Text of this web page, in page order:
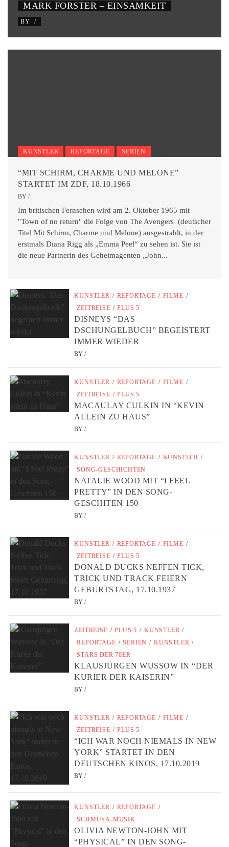
JOHANNES OERDING – SONNTAG
KÜNSTLER REPORTAGE SERIEN
“MIT SCHIRM, CHARME UND MELONE”
STARTET IM ZDF, 18.10.1966
BY /
Im britischen Fernsehen wird am 2. Oktober 1965 mit
"Town of no return" die Folge von The Avengers (deutscher
Titel Mit Schirm, Charme und Melone) ausgestrahlt, in der
erstmals Diana Rigg als „Emma Peel“ zu sehen ist. Sie ist
die neue Partnerin des Geheimagenten „John...
KÜNSTLER / REPORTAGE / FILME /
ZEITREISE / PLUS 5
DISNEYS “DAS
DSCHUNGELBUCH” BEGEISTERT
IMMER WIEDER
BY /
KÜNSTLER / REPORTAGE / FILME /
ZEITREISE / PLUS 5
MACAULAY CULKIN IN “KEVIN
ALLEIN ZU HAUS”
BY /
KÜNSTLER / REPORTAGE / KÜNSTLER /
SONG-GESCHICHTEN
NATALIE WOOD MIT “I FEEL
PRETTY” IN DEN SONG-
GESCHITEN 150
BY /
KÜNSTLER / REPORTAGE / FILME /
ZEITREISE / PLUS 5
DONALD DUCKS NEFFEN TICK,
TRICK UND TRACK FEIERN
GEBURTSTAG, 17.10.1937
BY /
ZEITREISE / PLUS 5 / KÜNSTLER /
REPORTAGE / SERIEN / KÜNSTLER /
STARS DER 70ER
KLAUSJÜRGEN WUSSOW IN “DER
KURIER DER KAISERIN”
BY /
KÜNSTLER / REPORTAGE / FILME /
ZEITREISE / PLUS 5
“ICH WAR NOCH NIEMALS IN NEW
YORK” STARTET IN DEN
DEUTSCHEN KINOS, 17.10.2019
BY /
KÜNSTLER / REPORTAGE /
SCHMUSA-MUSIK
OLIVIA NEWTON-JOHN MIT
“PHYSICAL” IN DEN SONG-